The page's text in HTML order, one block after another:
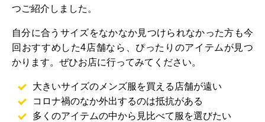
つご紹介しました。
自分に合うサイズをなかなか見つけられなかった方も今
回おすすめした4店舗なら、ぴったりのアイテムが見つ
かります。ぜひお店に行ってみてください。
大きいサイズのメンズ服を買える店舗が遠い
コロナ禍のなか外出するのは抵抗がある
多くのアイテムの中から見比べて服を選びたい